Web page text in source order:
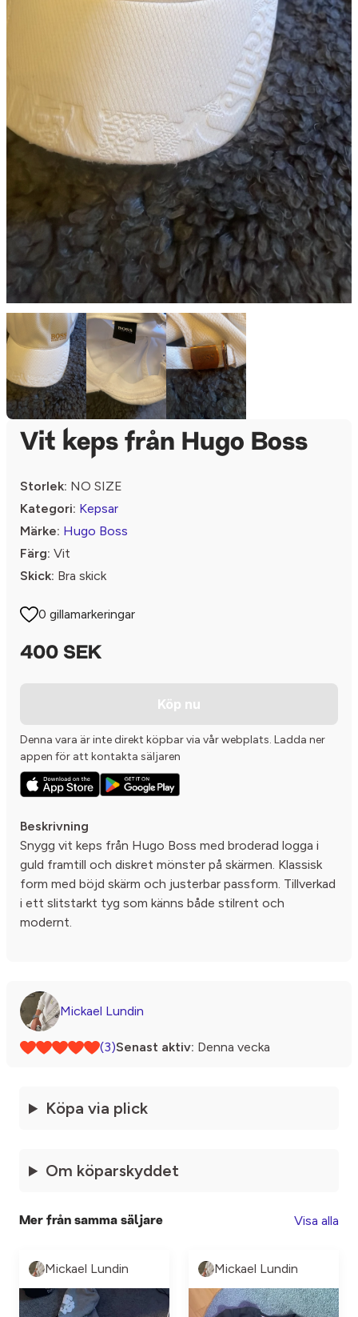
Vit keps från Hugo Boss
Storlek: NO SIZE
Kategori: Kepsar
Märke: Hugo Boss
Färg: Vit
Skick: Bra skick
0 gillamarkeringar
400 SEK
Köp nu
Denna vara är inte direkt köpbar via vår webplats. Ladda ner
appen för att kontakta säljaren
Beskrivning
Snygg vit keps från Hugo Boss med broderad logga i
guld framtill och diskret mönster på skärmen. Klassisk
form med böjd skärm och justerbar passform. Tillverkad
i ett slitstarkt tyg som känns både stilrent och
modernt.
Mickael Lundin
(3)Senast aktiv: Denna vecka
Köpa via plick
Om köparskyddet
Mer från samma säljare Visa alla
Mickael Lundin Mickael Lundin